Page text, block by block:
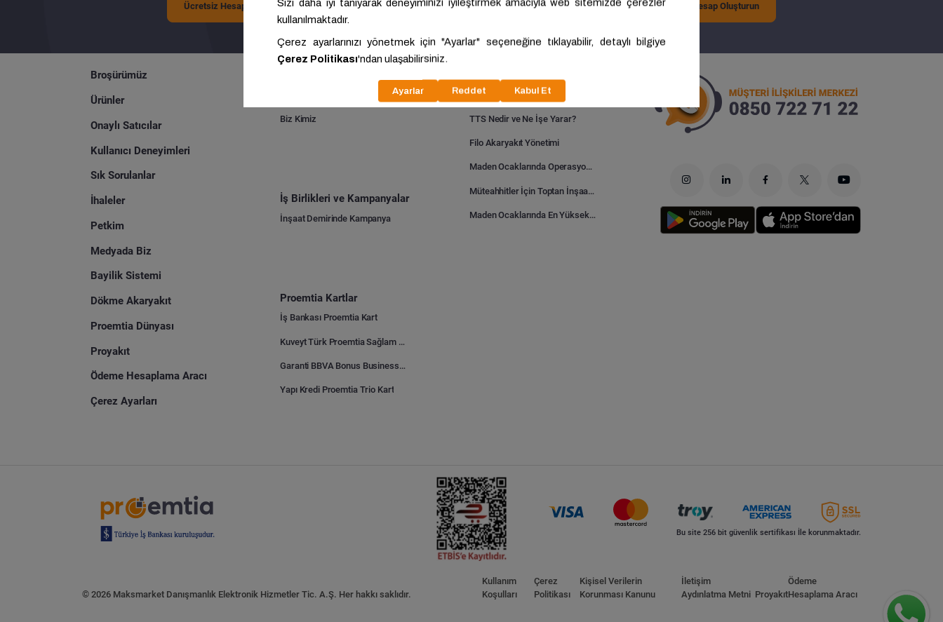
Ücretsiz Hesap Oluşturun Ücretsiz Hesap Oluşturun
Broşürümüz
Ürünler
Onaylı Satıcılar
Kullanıcı Deneyimleri
Sık Sorulanlar
İhaleler
Petkim
Medyada Biz
Bayilik Sistemi
Dökme Akaryakıt
Proemtia Dünyası
Proyakıt
Ödeme Hesaplama Aracı
Çerez Ayarları
Biz Kimiz
İş Birlikleri ve Kampanyalar
İnşaat Demirinde Kampanya
Proemtia Kartlar
İş Bankası Proemtia Kart
Kuveyt Türk Proemtia Sağlam Bayi Kart
Garanti BBVA Bonus Business Proemtia Bayi Kart
Yapı Kredi Proemtia Trio Kart
TTS Nedir ve Ne İşe Yarar?
Filo Akaryakıt Yönetimi
Maden Ocaklarında Operasyonel Verimlilik Nasıl Arttırılır?
Müteahhitler İçin Toptan İnşaat Malzemesi Satın Alma Rehberi
Maden Ocaklarında En Yüksek Gider Kalemleri Nelerdir?
Bu site 256 bit güvenlik sertifikası İle korunmaktadır.
© 2026 Maksmarket Danışmanlık Elektronik Hizmetler Tic. A.Ş. Her hakkı saklıdır.
Kullanım
Koşulları
Çerez
Politikası
Kişisel Verilerin
Korunması Kanunu
İletişim
Aydınlatma Metni Proyakıt
Ödeme
Hesaplama Aracı